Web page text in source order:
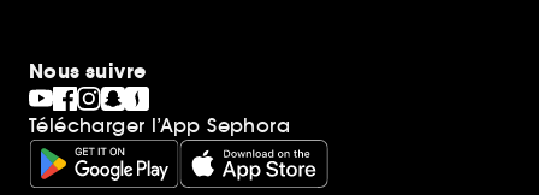
Nous suivre
Télécharger l’App Sephora